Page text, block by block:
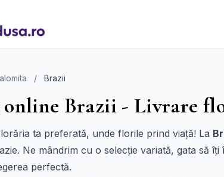
/ Brazii
Brazii - Livrare
ta preferată, unde florile prind viață! La
Ne mândrim cu o selecție variată, gata să
perfectă.